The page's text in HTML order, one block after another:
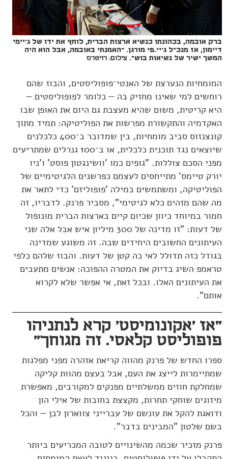
ברק אובמה, בכהונתו כנשיא ארצות הברית, לוחץ את ידו של ג'יימי
דיימון, אז מנכ"ל ג’יי.פי מורגן. “האמנתי באובמה, אבל הוא היה
המשך ישיר של נשיאות בוש". צילום: רויטרס
המומחיות הנערצת של האנטי־פופוליסטים, והבוז שהם
רוחשים למי שאינו מחזיק בה — כלומר לפופוליסטים —
היא קריטית, משום שהיא מעצבת גם היום את האופן שבו
האקדמיה והתקשורת מפרשות את הפוליטיקה: תמיד מתוך
קונצנזוס סביב מומחיות, בין שמדובר ב־400 כלכלנים
שיוצאים נגד תוכנית כלכלית, או ב־100 גנרלים שמתריעים
מפני הסכם צוללות. "גופים כמו 'וושינגטון פוסט' ו'ניו
יורק טיימס' מתייחסים לעצמם כפרשנים הלגיטימיים של
הפוליטיקה, ומשתמשים במילה 'פופוליזם' כדי לתאר את
מה שהם מזהים כלא לגיטימי", מסביר פרנק. לדבריו, זה
חמור במיוחד כיוון שכיום קיים בארצות הברית מונופול
של דעות: "זו מדינה של 300 מיליון איש אבל אלה שני
העיתונים החשובים היחידים שבה. זה משוגע שמדינה
בגודל כזה תדולל לאי כה קטן של דעות. והבוז שלהם כלפי
טראמפ השיג בדיוק את המטרה ההפוכה: אנשים מתעבים
את העיתונים האלו. ובכל זאת, אי אפשר שלא לקרוא
אותם".
"אז 'אקונומיסט' קרא לנתניהו
פופוליסט קלאסי. זה מגוחך"
ספרו החדש של פרנק מהווה קריאת אזהרה מפני מפלגות
שמתיימרות לייצג את העם, אבל בעצם מהוות קליקה
שמחלקת חוזים ממשלתיים מפנקים למקורבים, מאפשרת
מיזוגים שוחקי תחרות, מקצצת בחובות של אילי הון
ודואגת להקל את עונשם של עברייני צווארון לבן — והכל
בשם שלטון "המבינים בדבר".
פרנק מזכיר שכמה מהשינויים לטובה המכריעים ביותר